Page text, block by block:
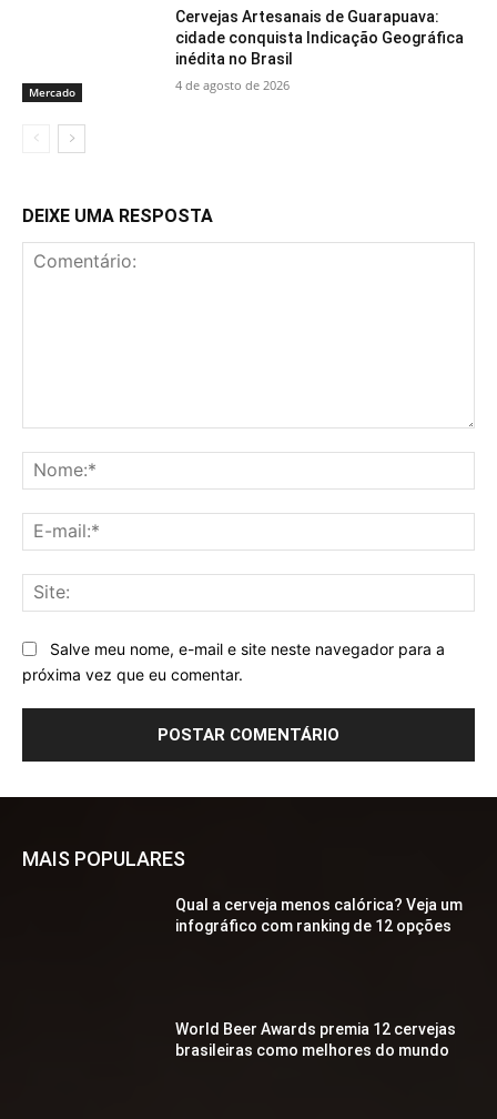
Mercado
Cervejas Artesanais de Guarapuava:
cidade conquista Indicação Geográfica
inédita no Brasil
4 de agosto de 2026
DEIXE UMA RESPOSTA
Salve meu nome, e-mail e site neste navegador para a
próxima vez que eu comentar.
MAIS POPULARES
Qual a cerveja menos calórica? Veja um
infográfico com ranking de 12 opções
World Beer Awards premia 12 cervejas
brasileiras como melhores do mundo